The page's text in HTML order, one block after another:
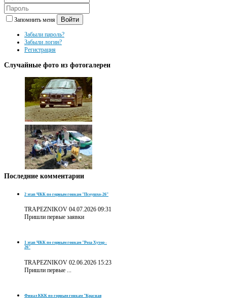
Запомнить меня Войти
Забыли пароль?
Забыли логин?
Регистрация
Случайные фото из фотогалереи
Последние комментарии
2 этап ЧКК по горным гонкам "Псеушхо-26"
TRAPEZNIKOV 04.07.2026 09:31
Пришли первые заявки
1 этап ЧКК по горным гонкам "Роза Хутор -
26"
TRAPEZNIKOV 02.06.2026 15:23
Пришли первые ...
Финал ККК по горным гонкам "Красная